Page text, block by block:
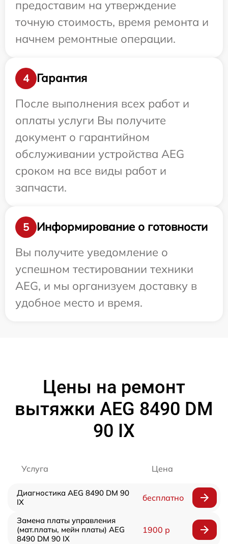
предоставим на утверждение
точную стоимость, время ремонта и
начнем ремонтные операции.
4
Гарантия
После выполнения всех работ и
оплаты услуги Вы получите
документ о гарантийном
обслуживании устройства AEG
сроком на все виды работ и
запчасти.
5
Информирование о готовности
Вы получите уведомление о
успешном тестировании техники
AEG, и мы организуем доставку в
удобное место и время.
Цены на ремонт
вытяжки AEG 8490 DM
90 IX
Услуга Цена
Диагностика AEG 8490 DM 90
IX
бесплатно
Замена платы управления
(мат.платы, мейн платы) AEG
8490 DM 90 IX
1900 р